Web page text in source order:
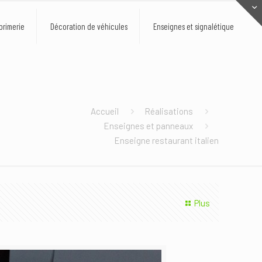
Décoration de véhicules Enseignes et signalétique
Accueil
Réalisations
Enseignes et panneaux
Enseigne restaurant italien
Plus